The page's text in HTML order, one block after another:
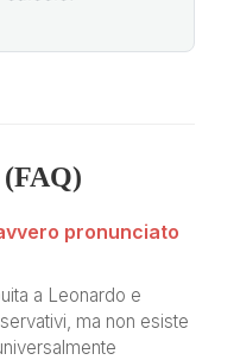
pronunciato
a Leonardo e
ma non esiste